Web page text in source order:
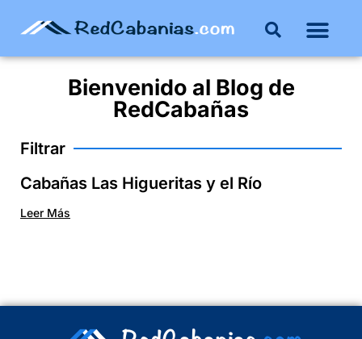
Bienvenido al Blog de
RedCabañas
Filtrar
Cabañas Las Higueritas y el Río
Leer Más